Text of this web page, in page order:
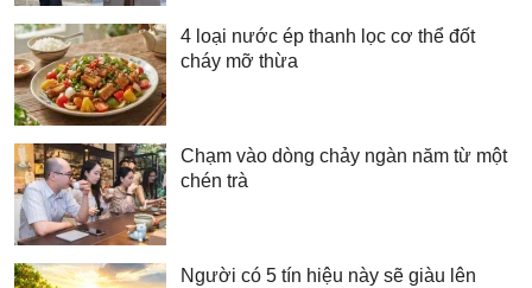
4 loại nước ép thanh lọc cơ thể đốt
cháy mỡ thừa
Chạm vào dòng chảy ngàn năm từ một
chén trà
Người có 5 tín hiệu này sẽ giàu lên